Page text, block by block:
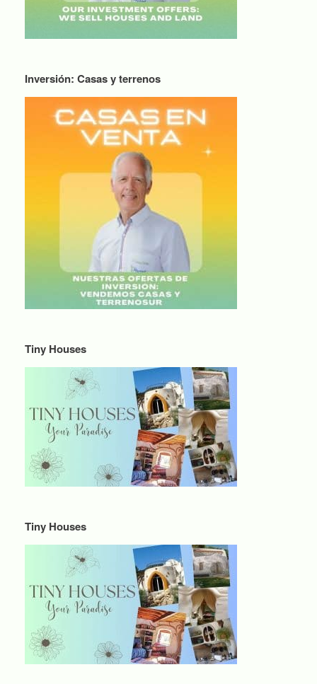
Inversión: Casas y terrenos
Tiny Houses
Tiny Houses